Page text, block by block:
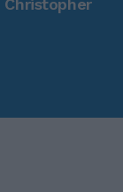
Christopher